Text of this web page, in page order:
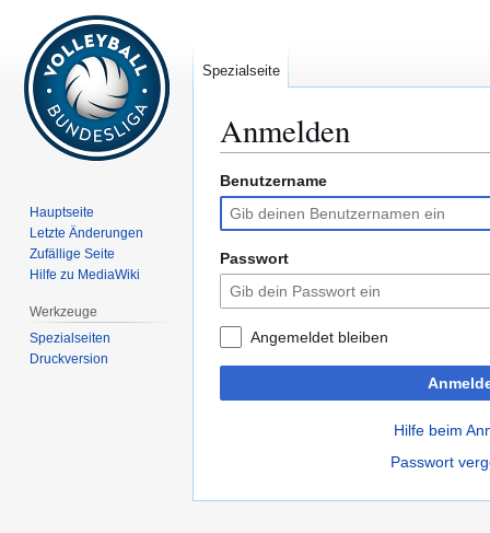
Anmelden
Zur
Navigation
springen
Zur
Suche
springen
Benutzername
Passwort
Angemeldet bleiben
Hilfe beim
Passwort
Spezialseite
Hauptseite
Letzte Änderungen
Zufällige Seite
Hilfe zu MediaWiki
Werkzeuge
Spezialseiten
Druckversion